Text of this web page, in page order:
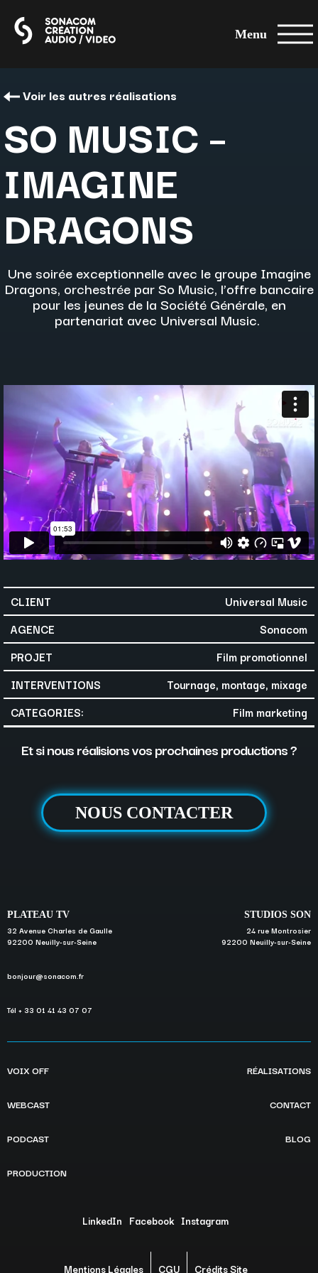
Menu
Voir les autres réalisations
SO MUSIC –
IMAGINE
DRAGONS
Une soirée exceptionnelle avec le groupe Imagine
Dragons, orchestrée par So Music, l’offre bancaire
pour les jeunes de la Société Générale, en
partenariat avec Universal Music.
CLIENT
Universal Music
AGENCE
Sonacom
PROJET
Film promotionnel
INTERVENTIONS
Tournage, montage, mixage
CATEGORIES:
Film marketing
Et si nous réalisions vos prochaines productions ?
NOUS CONTACTER
PLATEAU TV
32 Avenue Charles de Gaulle
92200 Neuilly-sur-Seine
bonjour@sonacom.fr
Tél + 33 01 41 43 07 07
STUDIOS SON
24 rue Montrosier
92200 Neuilly-sur-Seine
VOIX OFF
WEBCAST
PODCAST
PRODUCTION
RÉALISATIONS
CONTACT
BLOG
LinkedIn Facebook Instagram
Mentions Légales CGU Crédits Site